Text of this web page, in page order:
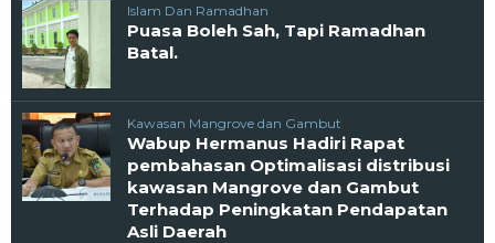
Islam Dan Ramadhan
Puasa Boleh Sah, Tapi Ramadhan
Batal.
Kawasan Mangrove dan Gambut
Wabup Hermanus Hadiri Rapat
pembahasan Optimalisasi distribusi
kawasan Mangrove dan Gambut
Terhadap Peningkatan Pendapatan
Asli Daerah